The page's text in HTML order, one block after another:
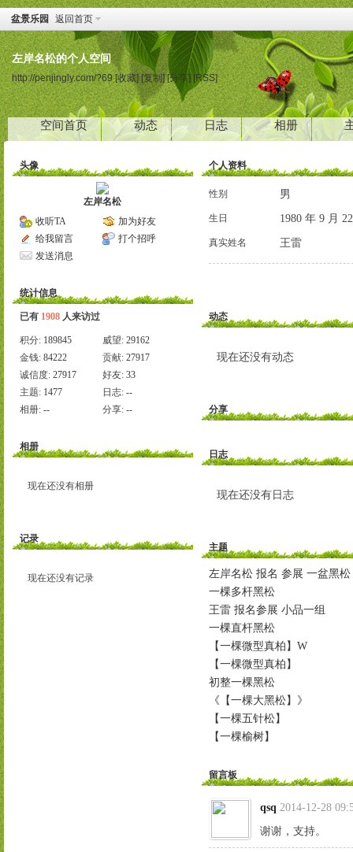
盆景乐园 返回首页
左岸名松的个人空间
http://penjingly.com/?69 [收藏] [复制] [分享] [RSS]
空间首页 动态 日志 相册
头像
左岸名松
收听TA
加为好友
给我留言
打个招呼
发送消息
统计信息
已有 1908 人来访过
积分: 189845 威望: 29162
金钱: 84222 贡献: 27917
诚信度: 27917 好友: 33
主题: 1477 日志: --
相册: -- 分享: --
相册
现在还没有相册
记录
现在还没有记录
个人资料
性别 男
生日 1980 年 9 月
真实姓名 王雷
动态
现在还没有动态
分享
日志
现在还没有日志
主题
左岸名松 报名 参展 一盆黑松
一棵多杆黑松
王雷 报名参展 小品一组
一棵直杆黑松
【一棵微型真柏】W
【一棵微型真柏】
初整一棵黑松
《【一棵大黑松】》
【一棵五针松】
【一棵榆树】
留言板
qsq 2014-12-28
谢谢，支持。